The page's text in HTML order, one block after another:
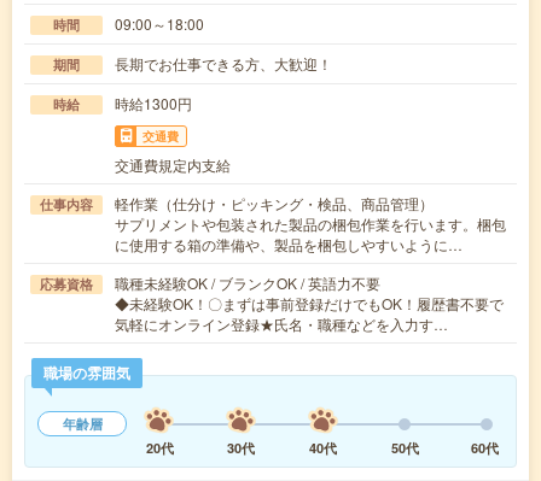
時間 09:00～18:00
期間 長期でお仕事できる方、大歓迎！
時給 時給1300円
交通費
交通費規定内支給
仕事内容
軽作業（仕分け・ピッキング・検品、商品管理）
サプリメントや包装された製品の梱包作業を行います。梱包
に使用する箱の準備や、製品を梱包しやすいように…
応募資格
職種未経験OK / ブランクOK / 英語力不要
◆未経験OK！〇まずは事前登録だけでもOK！履歴書不要で
気軽にオンライン登録★氏名・職種などを入力す…
職場の雰囲気
年齢層
20代
30代 40代 50代 60代